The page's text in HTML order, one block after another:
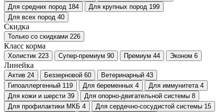
Для средних пород 184 Для крупных пород 199
Для всех пород 40
Скидка
Только со cкидками 226
Класс корма
Холистик 223 Супер-премиум 90 Премиум 44 Эконом 6
Линейка
Актив 24 Беззерновой 60 Ветеринарный 43
Гипоаллергенный 119 Для беременных 4 Для иммунитета 4
Для кожи и шерсти 39 Для опорно-двигательной системы 8
Для профилактики МКБ 4 Для сердечно-сосудистой системы 15